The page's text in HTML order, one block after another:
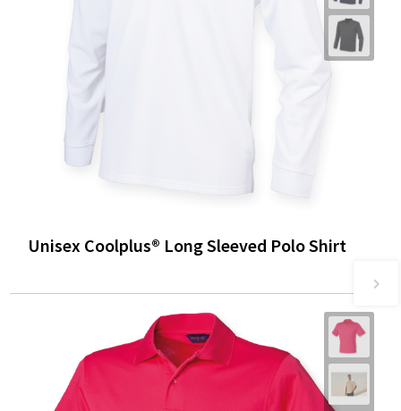
Unisex Coolplus® Long Sleeved Polo Shirt